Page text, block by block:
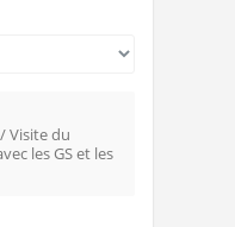
Visite du
les GS et les